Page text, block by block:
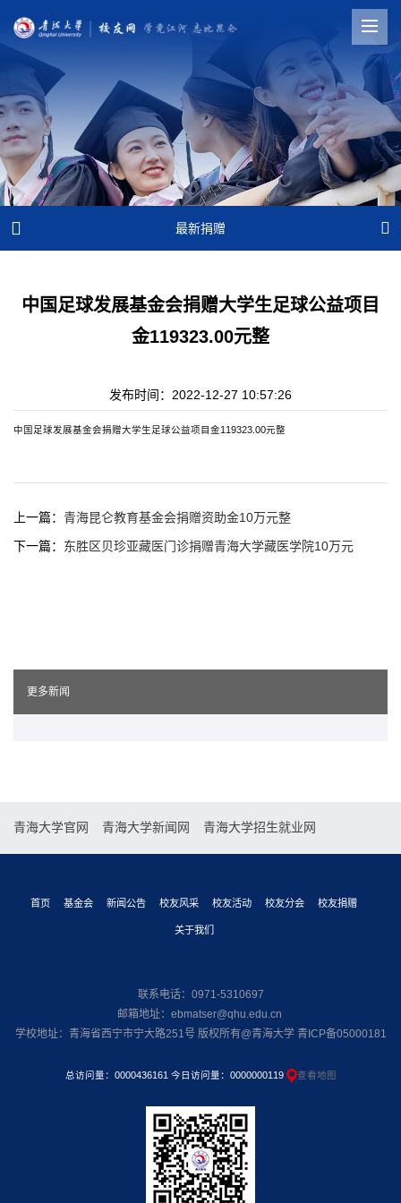
 最新捐赠 
中国足球发展基金会捐赠大学生足球公益项目
金119323.00元整
发布时间：2022-12-27 10:57:26
中国足球发展基金会捐赠大学生足球公益项目金119323.00元整
上一篇： 青海昆仑教育基金会捐赠资助金10万元整
下一篇： 东胜区贝珍亚藏医门诊捐赠青海大学藏医学院10万元
更多新闻
青海大学官网 青海大学新闻网 青海大学招生就业网
首页 基金会 新闻公告 校友风采 校友活动 校友分会 校友捐赠
关于我们
联系电话：0971-5310697
邮箱地址：ebmatser@qhu.edu.cn
学校地址：青海省西宁市宁大路251号 版权所有@青海大学 青ICP备05000181
总访问量： 0000436161 今日访问量： 0000000119 查看地图